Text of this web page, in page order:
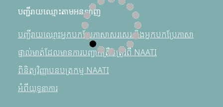
បញ្ជីរាយឈ្មោះតាមអនឡាញ
បញ្ជីរាយឈ្មោះអ្នកបកប្រែភាសាសរសេរ និងអ្នកបកប្រែភាសា
ផ្ទាល់មាត់ដែលមានការបញ្ជាក់ត្រឹមត្រូវពី NAATI
ពិនិត្យវិញ្ញាបនបត្រកម្ម NAATI
អំពីយុទ្ធនាការ